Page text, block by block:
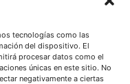
tecnologías como las
del dispositivo. El
procesar datos como el
únicas en este sitio. No
negativamente a ciertas
PRIVACIDAD
SOCIALES